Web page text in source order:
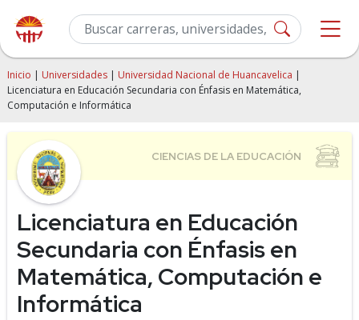
Inicio | Universidades | Universidad Nacional de Huancavelica |
Licenciatura en Educación Secundaria con Énfasis en Matemática,
Computación e Informática
Licenciatura en Educación
Secundaria con Énfasis en
Matemática, Computación e
Informática